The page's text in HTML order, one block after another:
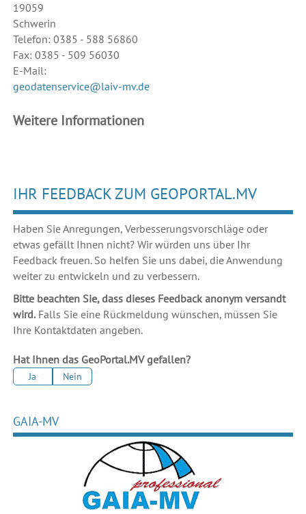
19059
Schwerin
Telefon: 0385 - 588 56860
Fax: 0385 - 509 56030
E-Mail:
geodatenservice@laiv-mv.de
Weitere Informationen
IHR FEEDBACK ZUM GEOPORTAL.MV
Haben Sie Anregungen, Verbesserungsvorschläge oder
etwas gefällt Ihnen nicht? Wir würden uns über Ihr
Feedback freuen. So helfen Sie uns dabei, die Anwendung
weiter zu entwickeln und zu verbessern.
Bitte beachten Sie, dass dieses Feedback anonym versandt
wird.Falls Sie eine Rückmeldung wünschen, müssen Sie
Ihre Kontaktdaten angeben.
Hat Ihnen das GeoPortal.MV gefallen?
Ja Nein
GAIA-MV